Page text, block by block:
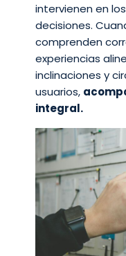
intervienen en
decisiones.
comprenden
experiencias
inclinaciones y
usuarios,
integral.